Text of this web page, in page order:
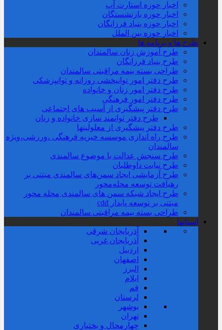
اخبار حوزه استارت آپ
اخبار حوزه بازنشستگان
اخبار حوزه بنیاد فرزانگان
اخبار حوزه بین الملل
طرح ها و برنامه ها
طرح آموزش زنان سالمندان
طرح بنیاد فرزانگان
طراحی بسته بیمه مراقبتی سالمندان
طرح دفتر امور توانبخشی روزانه و توانپزشکی
طرح دفتر امور زنان و خانواده
طرح دفتر امور فرهنگی
طرح دفتر پیشگیری از آسیب های اجتماعی
طرح دفتر توانمند سازی خانواده و زنان
طرح دفتر پیشگیری از معلولیتها
طرح راه اندازی موسسه خیریه فرهنگی ،ورزشی،ویژه
سالمندان
طرح سنجش عدالت با موضوع سالمندی
طرح نیابت داوطلبان
طرح آزمایشی ایجاد سمن‌های سالمندی مبتنی بر
رهیافت توسعه محله‌‌محور
طرح ایجاد شبکه سمن های سالمندی محله محور
مبتنی بر توسعه پایدار cdd
طراحی بسته بیمه مراقبتی سالمندان
استانها
آذربایجان شرقی
آذربایجان غربی
اردبیل
اصفهان
البرز
ایلام
قم
لرستان
بوشهر
تهران
چهارمحال و بختیاری